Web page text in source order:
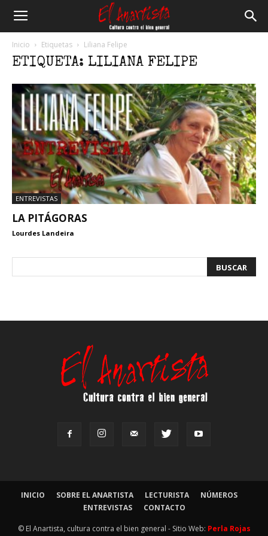
Inicio Etiquetas Liliana Felipe
ETIQUETA: LILIANA FELIPE
ENTREVISTAS
LA PITÁGORAS
Lourdes Landeira
INICIO SOBRE EL ANARTISTA LECTURISTA
NÚMEROS
ENTREVISTAS
CONTACTO
© El Anartista, cultura contra el bien general - Sitio Web: Perla Rojas